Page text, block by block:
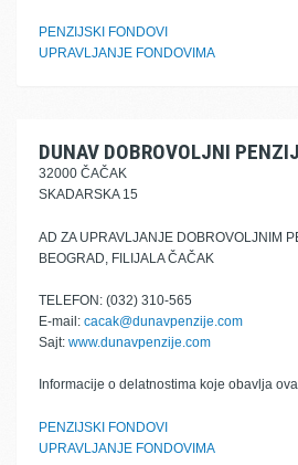
PENZIJSKI FONDOVI
UPRAVLJANJE FONDOVIMA
DUNAV DOBROVOLJNI
32000 ČAČAK
SKADARSKA 15
AD ZA UPRAVLJANJE DOBROVOLJNIM
BEOGRAD, FILIJALA ČAČAK
TELEFON: (032) 310-565
E-mail: cacak@dunavpenzije.com
Sajt: www.dunavpenzije.com
Informacije o delatnostima koje obavlja
PENZIJSKI FONDOVI
UPRAVLJANJE FONDOVIMA